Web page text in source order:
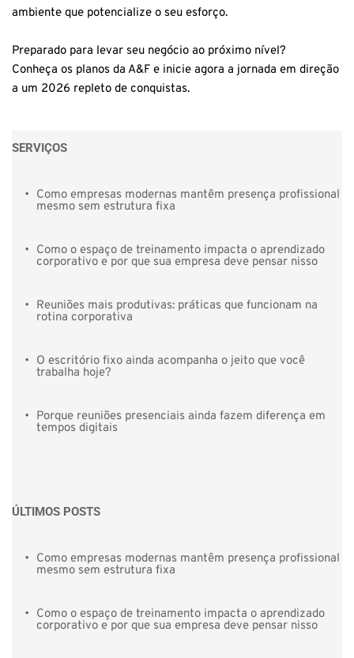
ambiente que potencialize o seu esforço.
Preparado para levar seu negócio ao próximo nível?
Conheça os planos da A&F e inicie agora a jornada em direção
a um 2026 repleto de conquistas.
SERVIÇOS
Como empresas modernas mantêm presença profissional
mesmo sem estrutura fixa
Como o espaço de treinamento impacta o aprendizado
corporativo e por que sua empresa deve pensar nisso
Reuniões mais produtivas: práticas que funcionam na
rotina corporativa
O escritório fixo ainda acompanha o jeito que você
trabalha hoje?
Porque reuniões presenciais ainda fazem diferença em
tempos digitais
ÚLTIMOS POSTS
Como empresas modernas mantêm presença profissional
mesmo sem estrutura fixa
Como o espaço de treinamento impacta o aprendizado
corporativo e por que sua empresa deve pensar nisso